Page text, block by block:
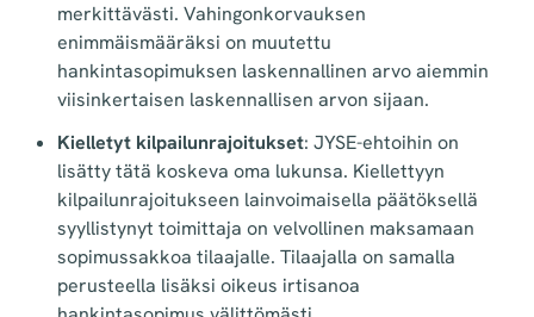
merkittävästi. Vahingonkorvauksen
enimmäismääräksi on muutettu
hankintasopimuksen laskennallinen arvo aiemmin
viisinkertaisen laskennallisen arvon sijaan.
Kielletyt kilpailunrajoitukset: JYSE-ehtoihin on
lisätty tätä koskeva oma lukunsa. Kiellettyyn
kilpailunrajoitukseen lainvoimaisella päätöksellä
syyllistynyt toimittaja on velvollinen maksamaan
sopimussakkoa tilaajalle. Tilaajalla on samalla
perusteella lisäksi oikeus irtisanoa